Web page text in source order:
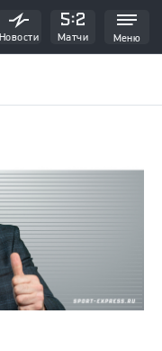
Новости Матчи Меню